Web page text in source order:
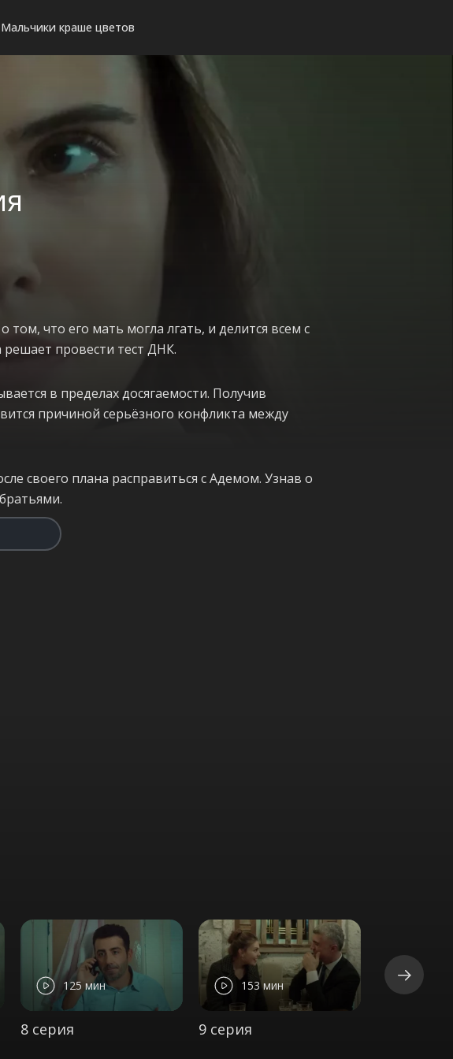
Мальчики краше цветов
что его мать могла лгать, и делится всем с
провести тест ДНК.
в пределах досягаемости. Получив
причиной серьёзного конфликта между
своего плана расправиться с Адемом. Узнав о
125 мин
8 серия
153 мин
9 серия
130